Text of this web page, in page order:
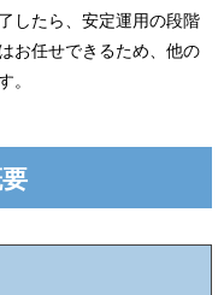
したら、安定運用の段階
お任せできるため、他の
。